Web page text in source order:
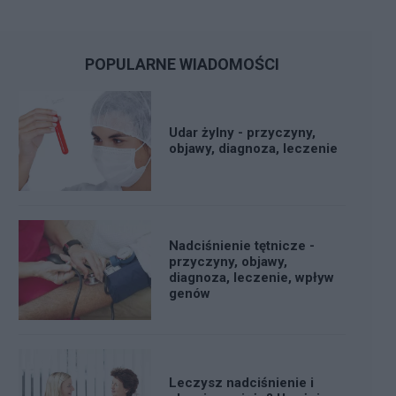
POPULARNE WIADOMOŚCI
Udar żylny - przyczyny,
objawy, diagnoza, leczenie
Nadciśnienie tętnicze -
przyczyny, objawy,
diagnoza, leczenie, wpływ
genów
Leczysz nadciśnienie i